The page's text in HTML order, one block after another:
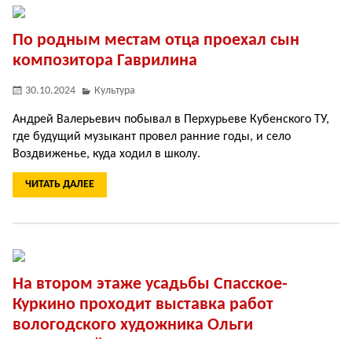
По родным местам отца проехал сын
композитора Гаврилина
30.10.2024 Культура
Андрей Валерьевич побывал в Перхурьеве Кубенского ТУ,
где будущий музыкант провел ранние годы, и село
Воздвиженье, куда ходил в школу.
ЧИТАТЬ ДАЛЕЕ
На втором этаже усадьбы Спасское-
Куркино проходит выставка работ
вологодского художника Ольги